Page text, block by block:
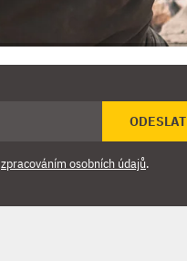
ODESLAT
zpracováním osobních údajů.